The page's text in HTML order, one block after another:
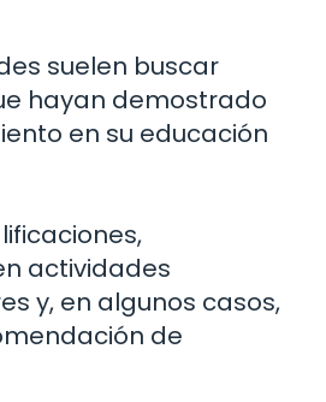
suelen buscar
hayan demostrado
en su educación
actividades
y, en algunos casos,
de